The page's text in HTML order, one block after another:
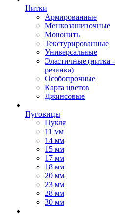
Нитки
Армированные
Мешкозашивочные
Мононить
Текстурированные
Универсальные
Эластичные (нитка -
резинка)
Особопрочные
Карта цветов
Джинсовые
Пуговицы
Пукля
11 мм
14 мм
15 мм
17 мм
18 мм
20 мм
23 мм
28 мм
30 мм